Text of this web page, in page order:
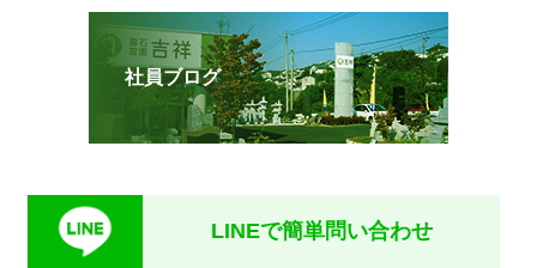
社員ブログ
LINEで簡単問い合わせ